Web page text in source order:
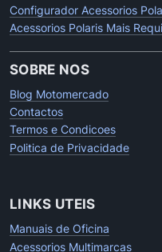
Configurador Acessorios
Acessorios Polaris Mais
SOBRE NOS
Blog Motomercado
Contactos
Termos e Condicoes
Politica de Privacidade
LINKS UTEIS
Manuais de Oficina
Acessorios Multimarcas